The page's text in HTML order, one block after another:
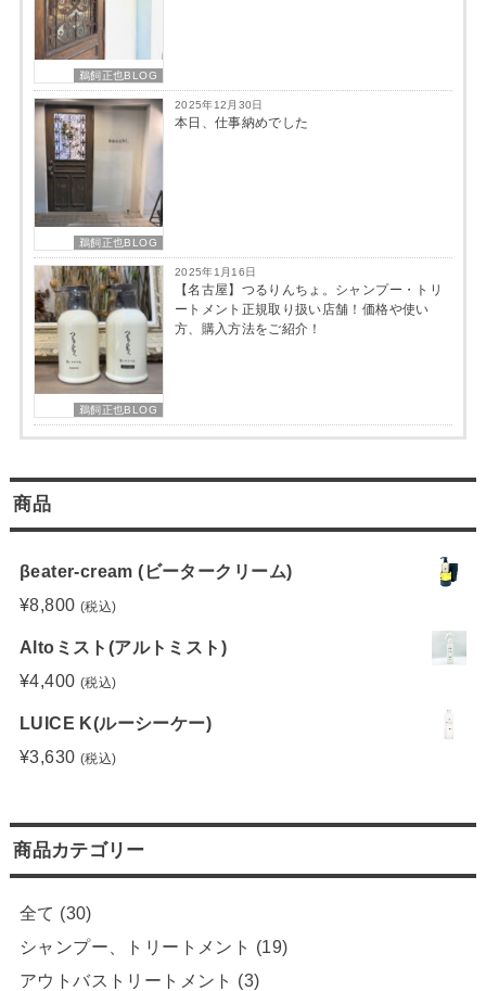
鵜飼正也BLOG
鵜飼正也BLOG
2025年12月30日
本日、仕事納めでした
鵜飼正也BLOG
2025年1月16日
【名古屋】つるりんちょ。シャンプー・トリ
ートメント正規取り扱い店舗！価格や使い
方、購入方法をご紹介！
商品
βeater-cream (ビータークリーム)
¥8,800 (税込)
Altoミスト(アルトミスト)
¥4,400 (税込)
LUICE K(ルーシーケー)
¥3,630 (税込)
商品カテゴリー
全て (30)
シャンプー、トリートメント (19)
アウトバストリートメント (3)